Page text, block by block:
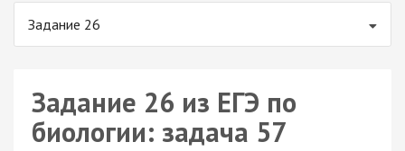
Задание 26
Задание 26 из ЕГЭ по
биологии: задача 57